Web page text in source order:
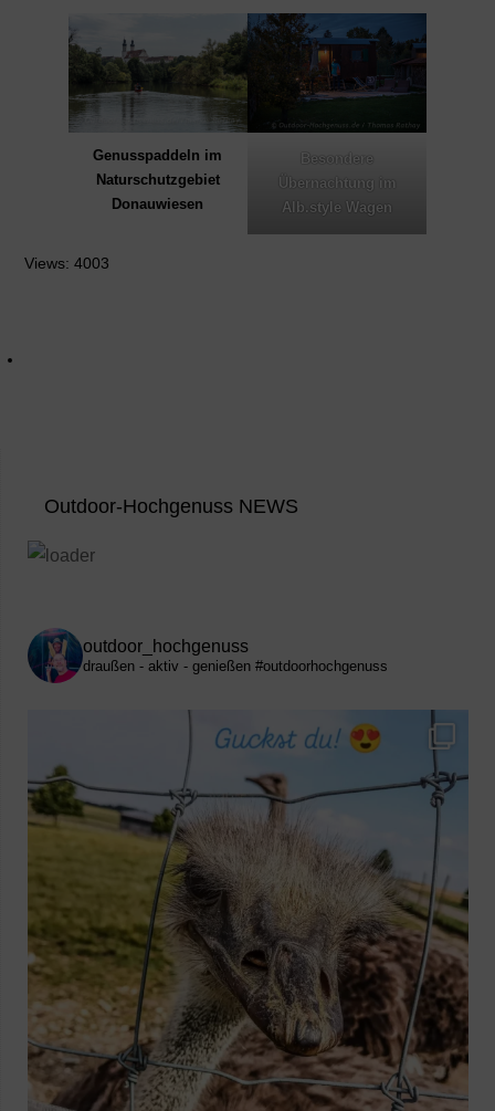
Genusspaddeln im
Naturschutzgebiet
Donauwiesen
Besondere
Übernachtung im
Alb.style Wagen
Views: 4003
Outdoor-Hochgenuss NEWS
outdoor_hochgenuss
draußen - aktiv - genießen #outdoorhochgenuss